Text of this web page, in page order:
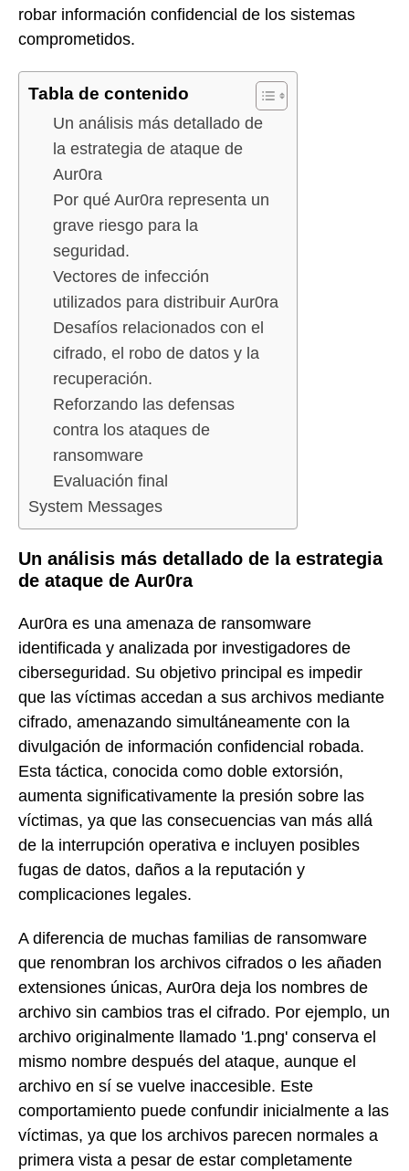
robar información confidencial de los sistemas
comprometidos.
Tabla de contenido
Un análisis más detallado de
la estrategia de ataque de
Aur0ra
Por qué Aur0ra representa un
grave riesgo para la
seguridad.
Vectores de infección
utilizados para distribuir Aur0ra
Desafíos relacionados con el
cifrado, el robo de datos y la
recuperación.
Reforzando las defensas
contra los ataques de
ransomware
Evaluación final
System Messages
Un análisis más detallado de la estrategia
de ataque de Aur0ra
Aur0ra es una amenaza de ransomware
identificada y analizada por investigadores de
ciberseguridad. Su objetivo principal es impedir
que las víctimas accedan a sus archivos mediante
cifrado, amenazando simultáneamente con la
divulgación de información confidencial robada.
Esta táctica, conocida como doble extorsión,
aumenta significativamente la presión sobre las
víctimas, ya que las consecuencias van más allá
de la interrupción operativa e incluyen posibles
fugas de datos, daños a la reputación y
complicaciones legales.
A diferencia de muchas familias de ransomware
que renombran los archivos cifrados o les añaden
extensiones únicas, Aur0ra deja los nombres de
archivo sin cambios tras el cifrado. Por ejemplo, un
archivo originalmente llamado '1.png' conserva el
mismo nombre después del ataque, aunque el
archivo en sí se vuelve inaccesible. Este
comportamiento puede confundir inicialmente a las
víctimas, ya que los archivos parecen normales a
primera vista a pesar de estar completamente